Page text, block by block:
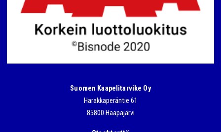
Suomen Kaapelitarvike Oy
Harakkaperäntie 61
85800 Haapajärvi